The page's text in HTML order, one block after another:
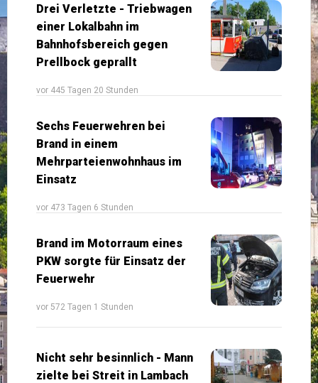
Drei Verletzte - Triebwagen
einer Lokalbahn im
Bahnhofsbereich gegen
Prellbock geprallt
vor 445 Tagen 20 Stunden
Sechs Feuerwehren bei
Brand in einem
Mehrparteienwohnhaus im
Einsatz
vor 473 Tagen 6 Stunden
Brand im Motorraum eines
PKW sorgte für Einsatz der
Feuerwehr
vor 572 Tagen 1 Stunden
Nicht sehr besinnlich - Mann
zielte bei Streit in Lambach